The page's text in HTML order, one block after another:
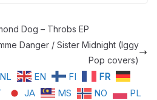
Dog – Throbs EP
Danger / Sister Midnight (Iggy
Pop covers)
NL EN FI
FR
JA MS NO
PL